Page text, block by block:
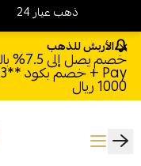
الأربش للذهب
1000 ريال
24 ذهب عيار